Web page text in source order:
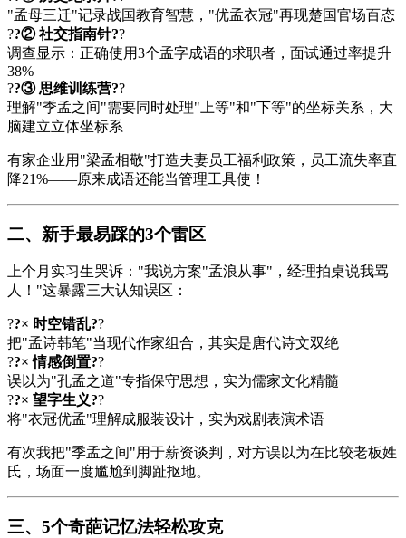
"孟母三迁"记录战国教育智慧，"优孟衣冠"再现楚国官场百态
??② 社交指南针??
调查显示：正确使用3个孟字成语的求职者，面试通过率提升
38%
??③ 思维训练营??
理解"季孟之间"需要同时处理"上等"和"下等"的坐标关系，大
脑建立立体坐标系
有家企业用"梁孟相敬"打造夫妻员工福利政策，员工流失率直
降21%——原来成语还能当管理工具使！
二、新手最易踩的3个雷区
上个月实习生哭诉："我说方案"孟浪从事"，经理拍桌说我骂
人！"这暴露三大认知误区：
??× 时空错乱??
把"孟诗韩笔"当现代作家组合，其实是唐代诗文双绝
??× 情感倒置??
误以为"孔孟之道"专指保守思想，实为儒家文化精髓
??× 望字生义??
将"衣冠优孟"理解成服装设计，实为戏剧表演术语
有次我把"季孟之间"用于薪资谈判，对方误以为在比较老板姓
氏，场面一度尴尬到脚趾抠地。
三、5个奇葩记忆法轻松攻克